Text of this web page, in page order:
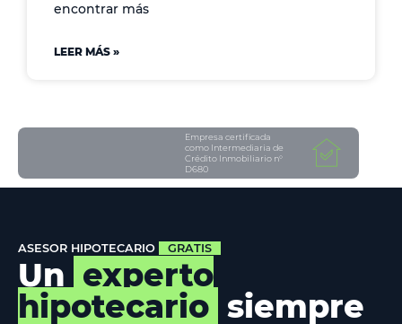
encontrar más
LEER MÁS »
Empresa certificada
como Intermediaria de
Crédito Inmobiliario n°
D680
ASESOR HIPOTECARIO GRATIS
Un experto
hipotecario siempre